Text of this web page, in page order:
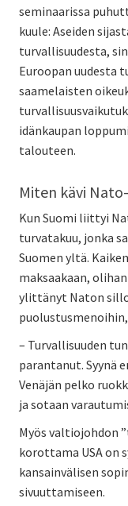
seminaarissa
kuule: Aseiden
turvallisuudesta,
Euroopan uudesta
saamelaisten
idänkaupan
talouteen.
Miten kävi
Kun Suomi liittyi
turvatakuu, jonka
Suomen yltä.
maksaakaan,
ylittänyt Naton
– Turvallisuuden
parantanut. Syynä
Venäjän pelko
ja sotaan
Myös valtiojohdon
korottama USA on
kansainvälisen
sivuuttamiseen.